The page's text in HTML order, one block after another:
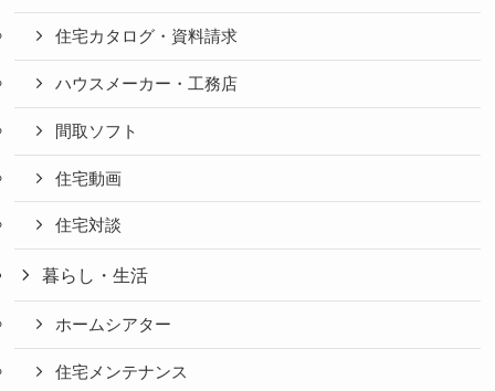
住宅カタログ・資料請求
ハウスメーカー・工務店
間取ソフト
住宅動画
住宅対談
暮らし・生活
ホームシアター
住宅メンテナンス